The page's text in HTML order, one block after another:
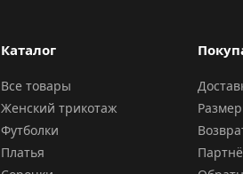
Каталог
Все товары
Женский трикотаж
Футболки
Платья